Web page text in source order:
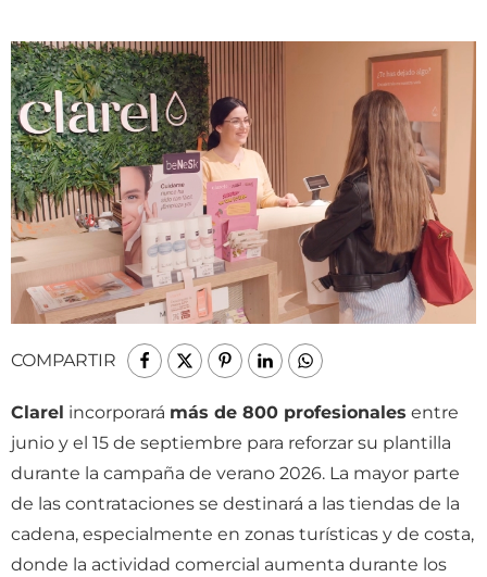
COMPARTIR
Clarel incorporará más de 800 profesionales entre
junio y el 15 de septiembre para reforzar su plantilla
durante la campaña de verano 2026. La mayor parte
de las contrataciones se destinará a las tiendas de la
cadena, especialmente en zonas turísticas y de costa,
donde la actividad comercial aumenta durante los